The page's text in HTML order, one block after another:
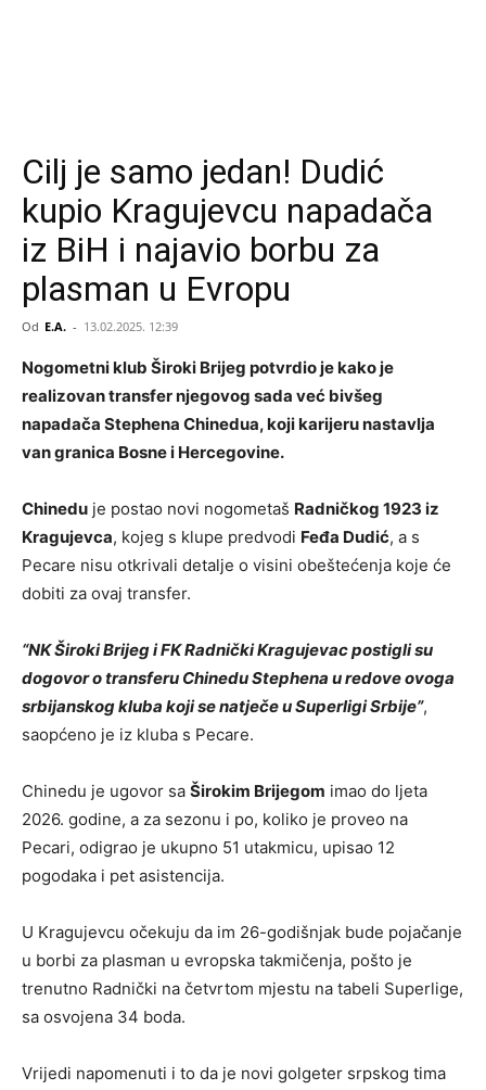
Cilj je samo jedan! Dudić
kupio Kragujevcu napadača
iz BiH i najavio borbu za
plasman u Evropu
Od E.A. - 13.02.2025. 12:39
Nogometni klub Široki Brijeg potvrdio je kako je
realizovan transfer njegovog sada već bivšeg
napadača Stephena Chinedua, koji karijeru nastavlja
van granica Bosne i Hercegovine.
Chinedu je postao novi nogometaš Radničkog 1923 iz
Kragujevca, kojeg s klupe predvodi Feđa Dudić, a s
Pecare nisu otkrivali detalje o visini obeštećenja koje će
dobiti za ovaj transfer.
“NK Široki Brijeg i FK Radnički Kragujevac postigli su
dogovor o transferu Chinedu Stephena u redove ovoga
srbijanskog kluba koji se natječe u Superligi Srbije”,
saopćeno je iz kluba s Pecare.
Chinedu je ugovor sa Širokim Brijegom imao do ljeta
2026. godine, a za sezonu i po, koliko je proveo na
Pecari, odigrao je ukupno 51 utakmicu, upisao 12
pogodaka i pet asistencija.
U Kragujevcu očekuju da im 26-godišnjak bude pojačanje
u borbi za plasman u evropska takmičenja, pošto je
trenutno Radnički na četvrtom mjestu na tabeli Superlige,
sa osvojena 34 boda.
Vrijedi napomenuti i to da je novi golgeter srpskog tima